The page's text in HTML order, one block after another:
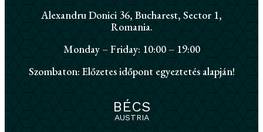
Alexandru Donici 36, Bucharest, Sector 1,
Romania.
Monday – Friday: 10:00 – 19:00
Szombaton: Előzetes időpont egyeztetés alapján!
BÉCS
AUSTRIA